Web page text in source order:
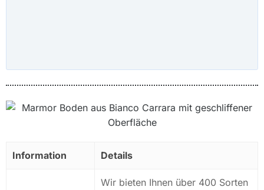
Information Details
Wir bieten Ihnen über 400 Sorten